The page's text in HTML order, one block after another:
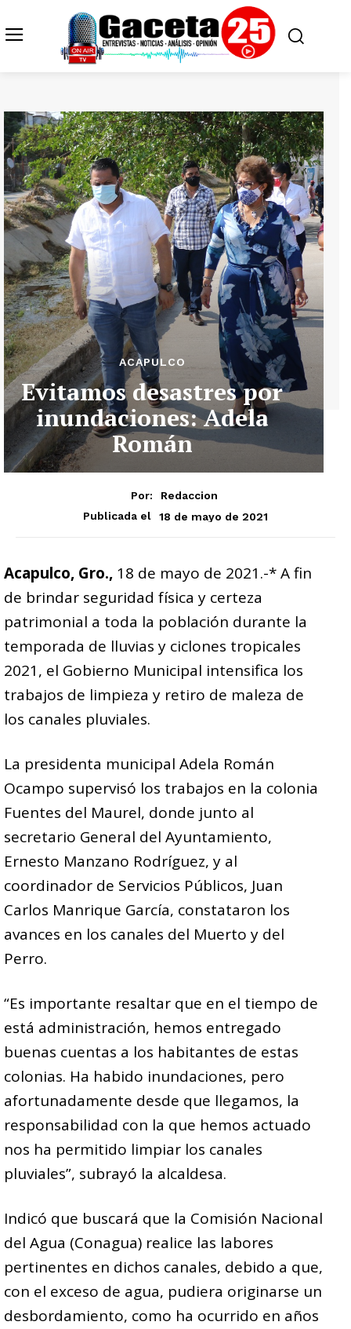
ACAPULCO
Evitamos desastres por
inundaciones: Adela
Román
Por:
Redaccion
Publicada el
18 de mayo de 2021
Acapulco, Gro., 18 de mayo de 2021.-* A fin
de brindar seguridad física y certeza
patrimonial a toda la población durante la
temporada de lluvias y ciclones tropicales
2021, el Gobierno Municipal intensifica los
trabajos de limpieza y retiro de maleza de
los canales pluviales.
La presidenta municipal Adela Román
Ocampo supervisó los trabajos en la colonia
Fuentes del Maurel, donde junto al
secretario General del Ayuntamiento,
Ernesto Manzano Rodríguez, y al
coordinador de Servicios Públicos, Juan
Carlos Manrique García, constataron los
avances en los canales del Muerto y del
Perro.
“Es importante resaltar que en el tiempo de
está administración, hemos entregado
buenas cuentas a los habitantes de estas
colonias. Ha habido inundaciones, pero
afortunadamente desde que llegamos, la
responsabilidad con la que hemos actuado
nos ha permitido limpiar los canales
pluviales”, subrayó la alcaldesa.
Indicó que buscará que la Comisión Nacional
del Agua (Conagua) realice las labores
pertinentes en dichos canales, debido a que,
con el exceso de agua, pudiera originarse un
desbordamiento, como ha ocurrido en años